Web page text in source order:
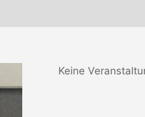
Keine